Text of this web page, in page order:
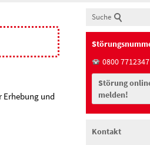
Erhebung und
Suche
0800 7712347
Störung
melden!
Kontakt